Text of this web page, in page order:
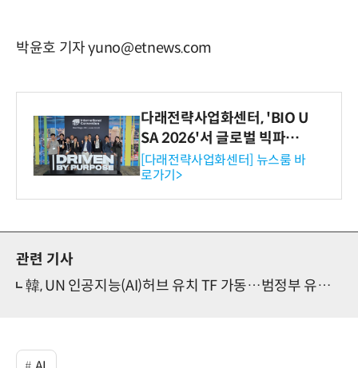
박윤호 기자 yuno@etnews.com
다래전략사업화센터, 'BIO U
SA 2026'서 글로벌 빅파마
와의 비즈니스 미팅 지원…K
-바이오 해외 진출 교두보 확
보
[다래전략사업화센터] 뉴스룸 바
로가기>
관련 기사
韓, UN 인공지능(AI)허브 유치 TF 가동…범정부 유치전 돌입